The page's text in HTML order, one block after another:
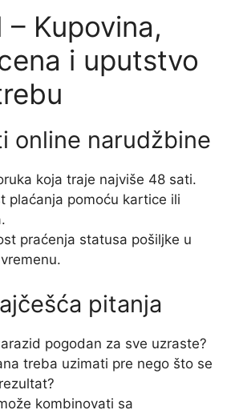
– Kupovina,
i uputstvo
online narudžbine
koja traje najviše 48 sati.
plaćanja pomoću kartice ili
praćenja statusa pošiljke u
pitanja
pogodan za sve uzraste?
treba uzimati pre nego što se
kombinovati sa